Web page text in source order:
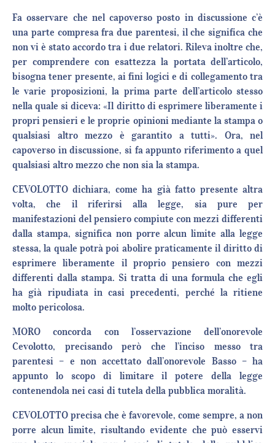
Fa osservare che nel capoverso posto in discussione c’è
una parte compresa fra due parentesi, il che significa che
non vi è stato accordo tra i due relatori. Rileva inoltre che,
per comprendere con esattezza la portata dell’articolo,
bisogna tener presente, ai fini logici e di collegamento tra
le varie proposizioni, la prima parte dell’articolo stesso
nella quale si diceva: «Il diritto di esprimere liberamente i
propri pensieri e le proprie opinioni mediante la stampa o
qualsiasi altro mezzo è garantito a tutti». Ora, nel
capoverso in discussione, si fa appunto riferimento a quel
qualsiasi altro mezzo che non sia la stampa.
CEVOLOTTO dichiara, come ha già fatto presente altra
volta, che il riferirsi alla legge, sia pure per
manifestazioni del pensiero compiute con mezzi differenti
dalla stampa, significa non porre alcun limite alla legge
stessa, la quale potrà poi abolire praticamente il diritto di
esprimere liberamente il proprio pensiero con mezzi
differenti dalla stampa. Si tratta di una formula che egli
ha già ripudiata in casi precedenti, perché la ritiene
molto pericolosa.
MORO concorda con l’osservazione dell’onorevole
Cevolotto, precisando però che l’inciso messo tra
parentesi – e non accettato dall’onorevole Basso – ha
appunto lo scopo di limitare il potere della legge
contenendola nei casi di tutela della pubblica moralità.
CEVOLOTTO precisa che è favorevole, come sempre, a non
porre alcun limite, risultando evidente che può esservi